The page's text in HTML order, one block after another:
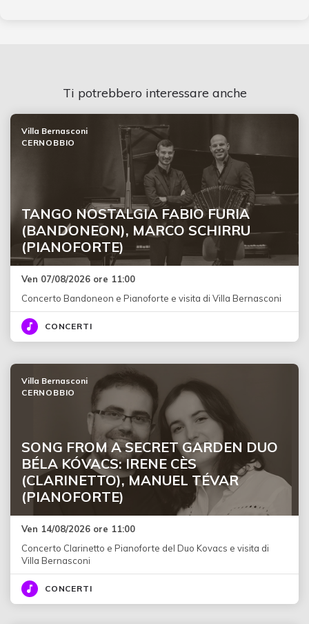
Ti potrebbero interessare anche
TANGO NOSTALGIA FABIO FURIA
(BANDONEON), MARCO SCHIRRU
(PIANOFORTE)
Villa Bernasconi
CERNOBBIO
Ven 07/08/2026 ore 11:00
Concerto Bandoneon e Pianoforte e visita di Villa Bernasconi
CONCERTI
SONG FROM A SECRET GARDEN DUO
BÉLA KÓVACS: IRENE CÈS
(CLARINETTO), MANUEL TÉVAR
(PIANOFORTE)
Villa Bernasconi
CERNOBBIO
Ven 14/08/2026 ore 11:00
Concerto Clarinetto e Pianoforte del Duo Kovacs e visita di
Villa Bernasconi
CONCERTI